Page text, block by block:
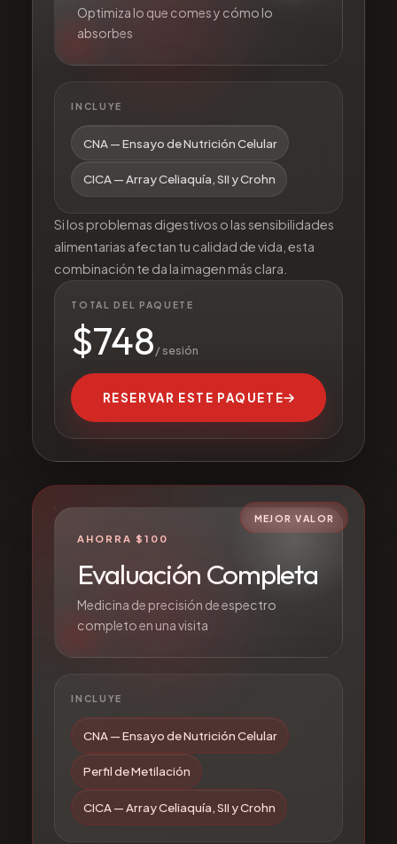
Optimiza lo que comes y cómo lo
absorbes
INCLUYE
CNA — Ensayo de Nutrición Celular
CICA — Array Celiaquía, SII y Crohn
Si los problemas digestivos o las sensibilidades
alimentarias afectan tu calidad de vida, esta
combinación te da la imagen más clara.
TOTAL DEL PAQUETE
$748/ sesión
RESERVAR ESTE PAQUETE
MEJOR VALOR
AHORRA $100
Evaluación Completa
Medicina de precisión de espectro
completo en una visita
INCLUYE
CNA — Ensayo de Nutrición Celular
Perfil de Metilación
CICA — Array Celiaquía, SII y Crohn